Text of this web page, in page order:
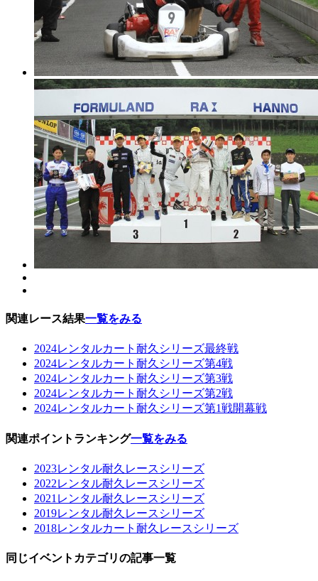
関連レース結果一覧をみる
2024レンタルカート耐久シリーズ最終戦
2024レンタルカート耐久シリーズ第4戦
2024レンタルカート耐久シリーズ第3戦
2024レンタルカート耐久シリーズ第2戦
2024レンタルカート耐久シリーズ第1戦開幕戦
関連ポイントランキング一覧をみる
2023レンタル耐久レースシリーズ
2022レンタル耐久レースシリーズ
2021レンタル耐久レースシリーズ
2019レンタル耐久レースシリーズ
2018レンタルカート耐久レースシリーズ
同じイベントカテゴリの記事一覧